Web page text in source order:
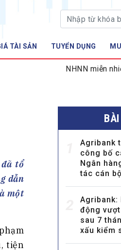
TÀI SẢN TUYỂN DỤNG
NHNN miễn nhiệm 02
tổ
dẫn
một
tiện
Agribank
công bố
Ngân
tác cán bộ
Agribank:
động
sau 7
xấu kiểm